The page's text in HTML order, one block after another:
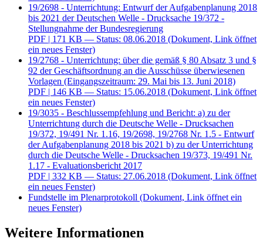
19/2698 - Unterrichtung: Entwurf der Aufgabenplanung 2018
bis 2021 der Deutschen Welle - Drucksache 19/372 -
Stellungnahme der Bundesregierung
PDF | 171 KB — Status: 08.06.2018 (Dokument, Link öffnet
ein neues Fenster)
19/2768 - Unterrichtung: über die gemäß § 80 Absatz 3 und §
92 der Geschäftsordnung an die Ausschüsse überwiesenen
Vorlagen (Eingangszeitraum: 29. Mai bis 13. Juni 2018)
PDF | 146 KB — Status: 15.06.2018 (Dokument, Link öffnet
ein neues Fenster)
19/3035 - Beschlussempfehlung und Bericht: a) zu der
Unterrichtung durch die Deutsche Welle - Drucksachen
19/372, 19/491 Nr. 1.16, 19/2698, 19/2768 Nr. 1.5 - Entwurf
der Aufgabenplanung 2018 bis 2021 b) zu der Unterrichtung
durch die Deutsche Welle - Drucksachen 19/373, 19/491 Nr.
1.17 - Evaluationsbericht 2017
PDF | 332 KB — Status: 27.06.2018 (Dokument, Link öffnet
ein neues Fenster)
Fundstelle im Plenarprotokoll (Dokument, Link öffnet ein
neues Fenster)
Weitere Informationen